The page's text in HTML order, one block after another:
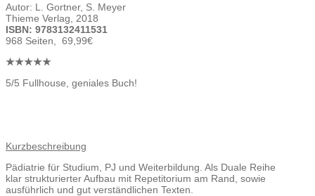
Autor: L. Gortner, S. Meyer
Thieme Verlag, 2018
ISBN: 9783132411531
968 Seiten, 69,99€
★★★★★
5/5 Fullhouse, geniales Buch!
Kurzbeschreibung
Pädiatrie für Studium, PJ und Weiterbildung. Als Duale Reihe
klar strukturierter Aufbau mit Repetitorium am Rand, sowie
ausführlich und gut verständlichen Texten.